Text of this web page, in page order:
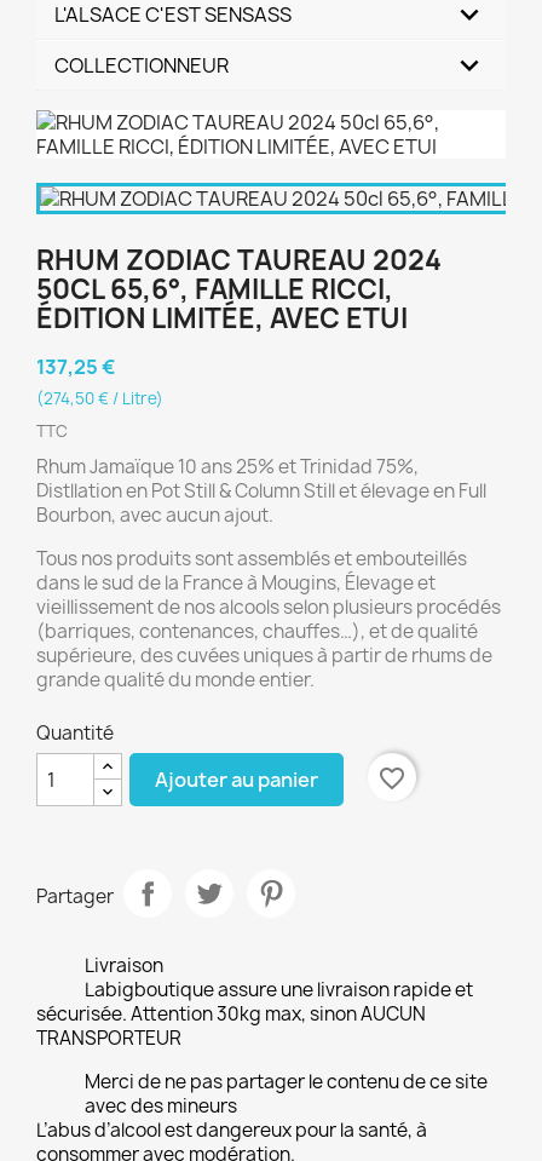
L'ALSACE C'EST SENSASS
COLLECTIONNEUR
RHUM ZODIAC TAUREAU 2024
50CL 65,6°, FAMILLE RICCI,
ÉDITION LIMITÉE, AVEC ETUI
137,25 €
(274,50 € / Litre)
TTC
Rhum Jamaïque 10 ans 25% et Trinidad 75%,
Distllation en Pot Still & Column Still et élevage en Full
Bourbon, avec aucun ajout.
Tous nos produits sont assemblés et embouteillés
dans le sud de la France à Mougins, Élevage et
vieillissement de nos alcools selon plusieurs procédés
(barriques, contenances, chauffes…), et de qualité
supérieure, des cuvées uniques à partir de rhums de
grande qualité du monde entier.
Quantité
Ajouter au panier favorite_border
Partager
Livraison
Labigboutique assure une livraison rapide et
sécurisée. Attention 30kg max, sinon AUCUN
TRANSPORTEUR
Merci de ne pas partager le contenu de ce site
avec des mineurs
L’abus d’alcool est dangereux pour la santé, à
consommer avec modération.